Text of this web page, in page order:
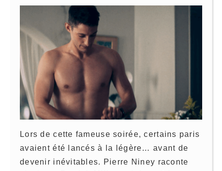
Lors de cette fameuse soirée, certains paris
avaient été lancés à la légère… avant de
devenir inévitables. Pierre Niney raconte